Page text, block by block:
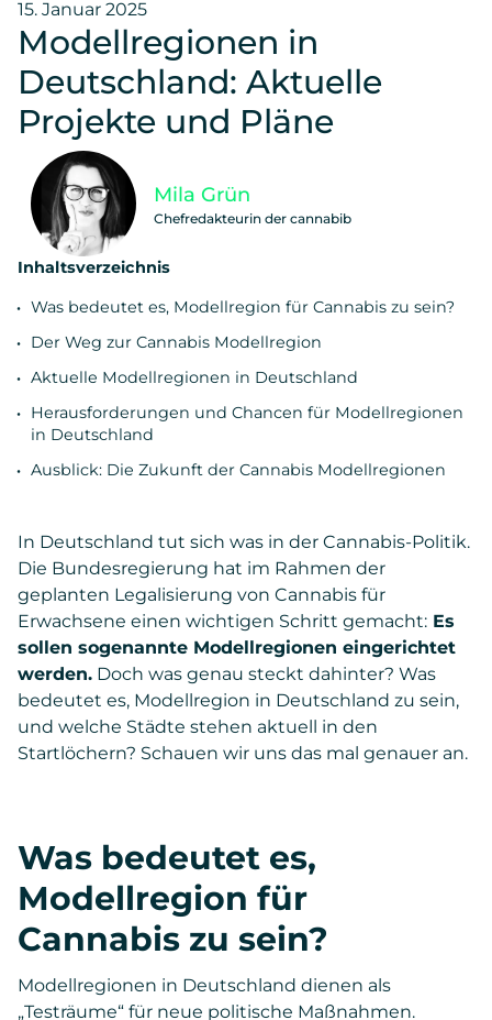
15. Januar 2025
Modellregionen in
Deutschland: Aktuelle
Projekte und Pläne
Inhaltsverzeichnis
Was bedeutet es, Modellregion für Cannabis zu sein?
Der Weg zur Cannabis Modellregion
Aktuelle Modellregionen in Deutschland
Herausforderungen und Chancen für Modellregionen
in Deutschland
Ausblick: Die Zukunft der Cannabis Modellregionen
Mila Grün
Chefredakteurin der cannabib
In Deutschland tut sich was in der Cannabis-Politik.
Die Bundesregierung hat im Rahmen der
geplanten Legalisierung von Cannabis für
Erwachsene einen wichtigen Schritt gemacht: Es
sollen sogenannte Modellregionen eingerichtet
werden. Doch was genau steckt dahinter? Was
bedeutet es, Modellregion in Deutschland zu sein,
und welche Städte stehen aktuell in den
Startlöchern? Schauen wir uns das mal genauer an.
Was bedeutet es,
Modellregion für
Cannabis zu sein?
Modellregionen in Deutschland dienen als
„Testräume“ für neue politische Maßnahmen.